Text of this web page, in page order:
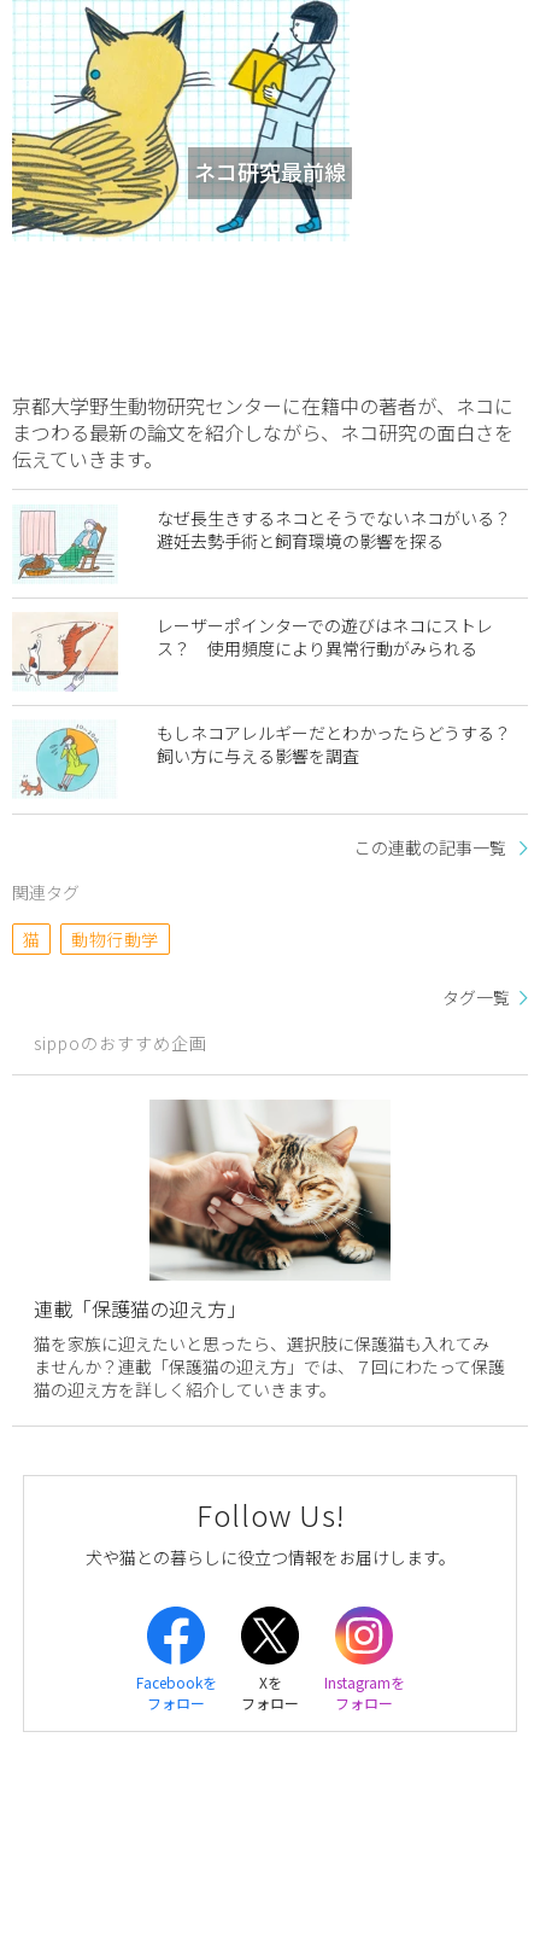
ネコ研究最前線
京都大学野生動物研究センターに在籍中の著者が、ネコに
まつわる最新の論文を紹介しながら、ネコ研究の面白さを
伝えていきます。
なぜ長生きするネコとそうでないネコがいる？
避妊去勢手術と飼育環境の影響を探る
レーザーポインターでの遊びはネコにストレ
ス？ 使用頻度により異常行動がみられる
もしネコアレルギーだとわかったらどうする？
飼い方に与える影響を調査
この連載の記事一覧
関連タグ
猫
動物行動学
タグ一覧
sippoのおすすめ企画
連載「保護猫の迎え方」
猫を家族に迎えたいと思ったら、選択肢に保護猫も入れてみ
ませんか？連載「保護猫の迎え方」では、７回にわたって保護
猫の迎え方を詳しく紹介していきます。
Follow Us!
犬や猫との暮らしに役立つ情報をお届けします。
Facebookを
フォロー
Xを
フォロー
Instagramを
フォロー